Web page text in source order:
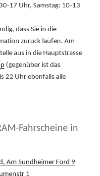
17 Uhr, Samstag: 10-13
dass Sie in die
zurück laufen. Am
aus in die Hauptstrasse
(gegenüber ist das
22 Uhr ebenfalls alle
Fahrscheine in
Am Sundheimer Ford 9
1